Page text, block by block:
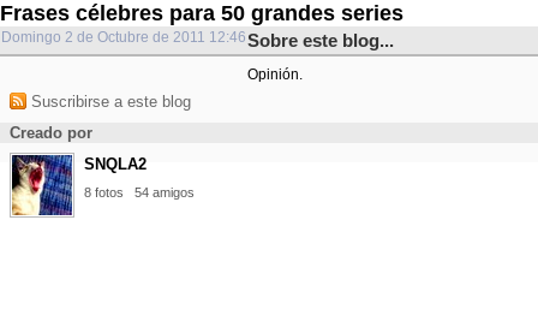
Frases célebres para 50 grandes series
Domingo 2 de Octubre de 2011 12:46Sobre este blog...
Opinión.
Suscribirse a este blog
Creado por
SNQLA2
8 fotos 54 amigos